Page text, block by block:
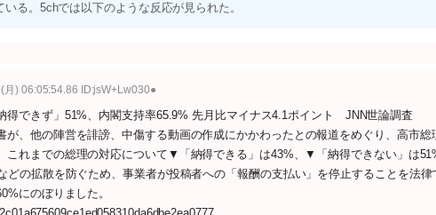
る。5chでは以下のような反応が見られた。
月) 06:05:54.86 ID:jsW+Lw030●
得できず」51%、内閣支持率65.9% 先月比マイナス4.1ポイント JNN世論調査
が、他の陣営を誹謗、中傷する動画の作成にかかわったとの報道をめぐり、高市総
これまでの総理の対応について▼「納得できる」は43%、▼「納得できない」は
どの拡散を防ぐため、事業者が投稿者への「報酬の支払い」を停止することを法
にのぼりました。